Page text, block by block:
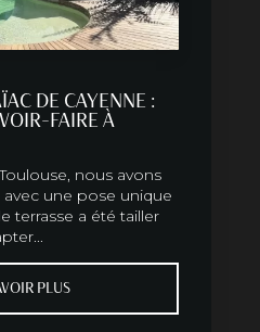
DE CAYENNE :
FAIRE À
nous avons
avec une pose unique
terrasse a été tailler
PLUS